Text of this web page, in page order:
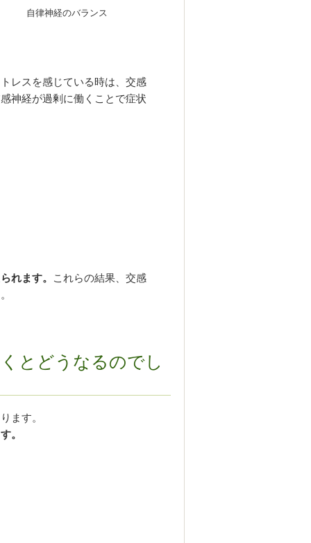
自律神経のバランス
レスを感じている時は、交感
神経が過剰に働くことで症状
れます。
これらの結果、交感
とどうなるのでし
ます。
。